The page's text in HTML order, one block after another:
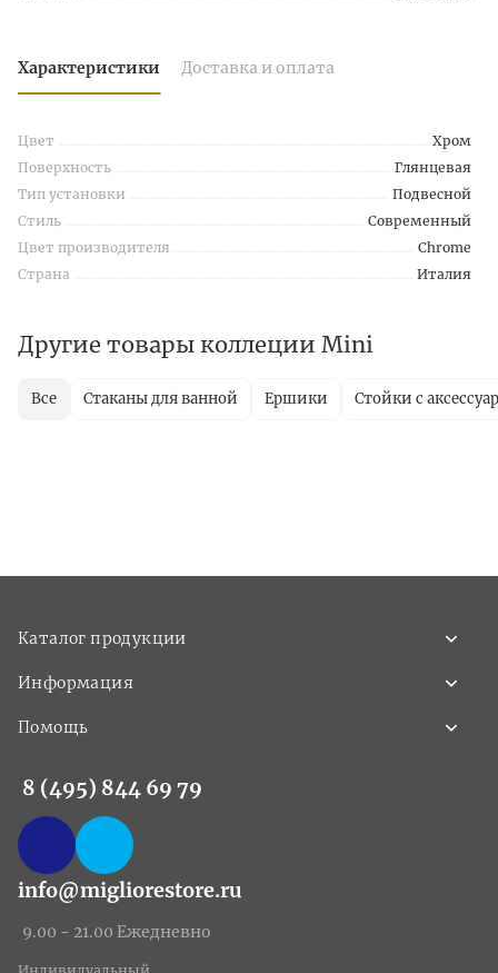
Характеристики Доставка и оплата
Цвет
Хром
Поверхность
Глянцевая
Тип установки
Подвесной
Стиль
Современный
Цвет производителя
Chrome
Страна
Италия
Другие товары коллеции Mini
Все Стаканы для ванной Ершики Стойки с
Каталог продукции
Информация
Помощь
8 (495) 844 69 79
info@migliorestore.ru
9.00 - 21.00 Ежедневно